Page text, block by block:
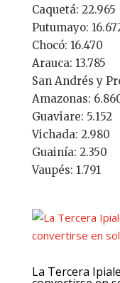
Caquetá: 22.965
Putumayo:
Chocó: 16.470
Arauca: 13.785
San Andrés y
Amazonas:
Guaviare: 5.152
Vichada: 2.980
Guainía: 2.350
Vaupés: 1.791
La Tercera